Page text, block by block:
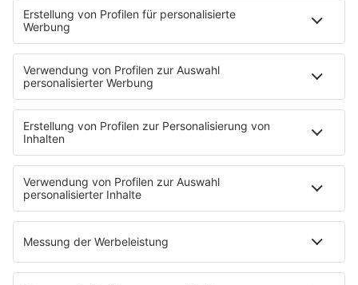
PODCASTS
Mit den Waffeln einer Frau
Frühstück bei Barbara
Brave & One
NotAufnahme
"Bewerbung und Karriere"
Aber bitte mit Schlager
Erdbeerkäse
Fitness mit M.A.R.K
Glück in Worten
Todesursache
Niemand muss ein Promi sein
PROGRAMM